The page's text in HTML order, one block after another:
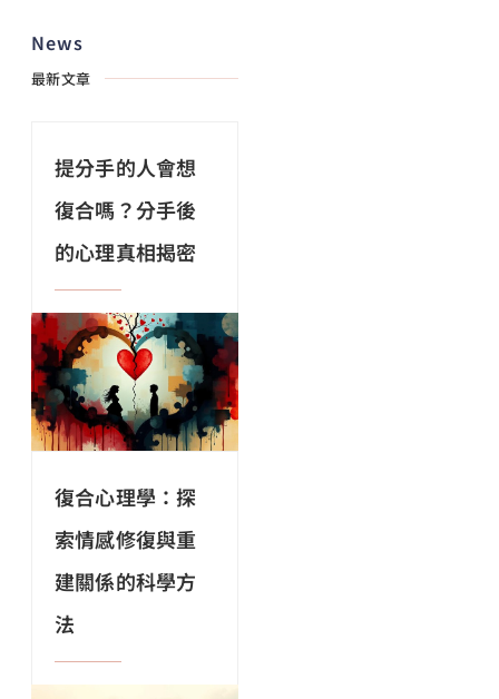
News
最新文章
提分手的人會想
復合嗎？分手後
的心理真相揭密
復合心理學：探
索情感修復與重
建關係的科學方
法